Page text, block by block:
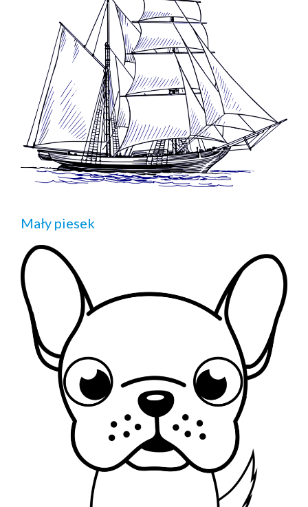
Mały piesek